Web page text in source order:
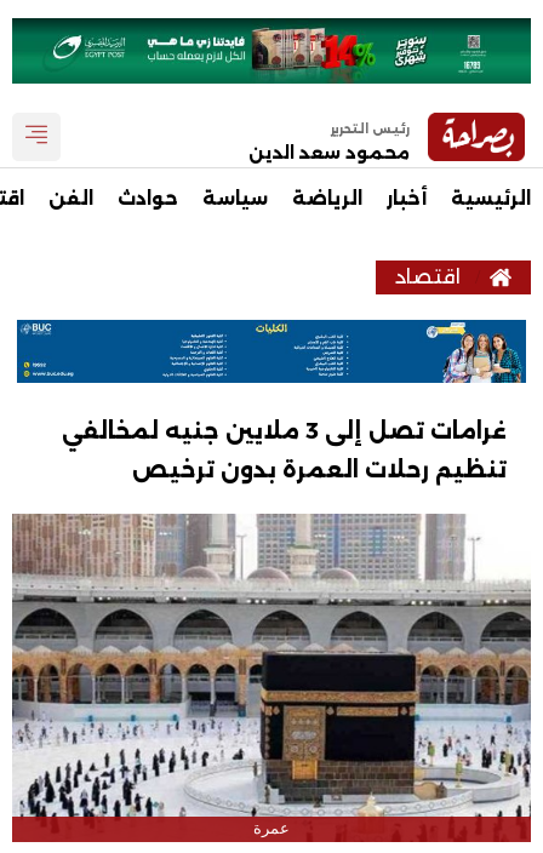
رئيس التحرير
محمود سعد الدين
الرئيسية أخبار الرياضة سياسة حوادث الفن
اقتصاد
غرامات تصل إلى 3 ملايين جنيه لمخالفي
تنظيم رحلات العمرة بدون ترخيص
عمرة